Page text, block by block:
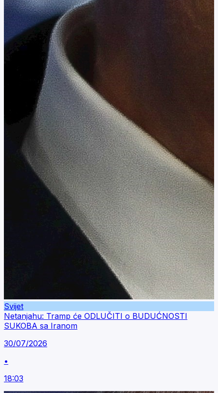
Svijet
Netanjahu: Tramp će ODLUČITI o BUDUĆNOSTI
SUKOBA sa Iranom
30/07/2026
•
18:03